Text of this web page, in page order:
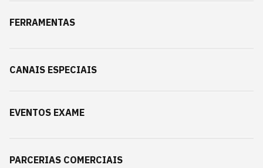
FERRAMENTAS
CANAIS ESPECIAIS
EVENTOS EXAME
PARCERIAS COMERCIAIS